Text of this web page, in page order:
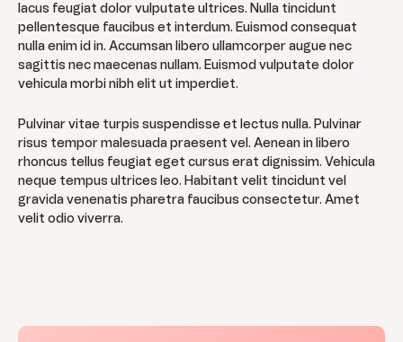
lacus feugiat dolor vulputate ultrices. Nulla tincidunt
pellentesque faucibus et interdum. Euismod consequat
nulla enim id in. Accumsan libero ullamcorper augue nec
sagittis nec maecenas nullam. Euismod vulputate dolor
vehicula morbi nibh elit ut imperdiet.
Pulvinar vitae turpis suspendisse et lectus nulla. Pulvinar
risus tempor malesuada praesent vel. Aenean in libero
rhoncus tellus feugiat eget cursus erat dignissim. Vehicula
neque tempus ultrices leo. Habitant velit tincidunt vel
gravida venenatis pharetra faucibus consectetur. Amet
velit odio viverra.